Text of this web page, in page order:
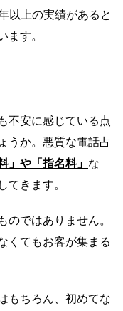
以上の実績があると
す。
不安に感じている点
うか。悪質な電話占
」や「指名料」 な
きます。
ではありません。
くてもお客が集まる
もちろん、初めてな